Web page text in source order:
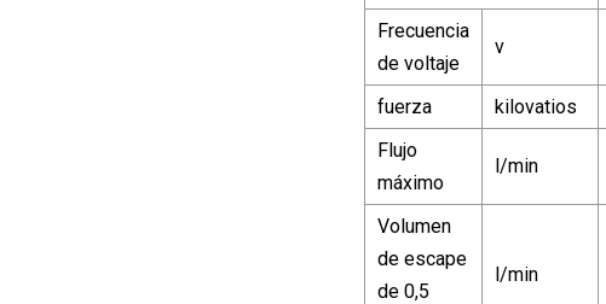
Frecuencia
de voltaje
v
fuerza kilovatios
Flujo
máximo
l/min
Volumen
de escape
de 0,5
l/min